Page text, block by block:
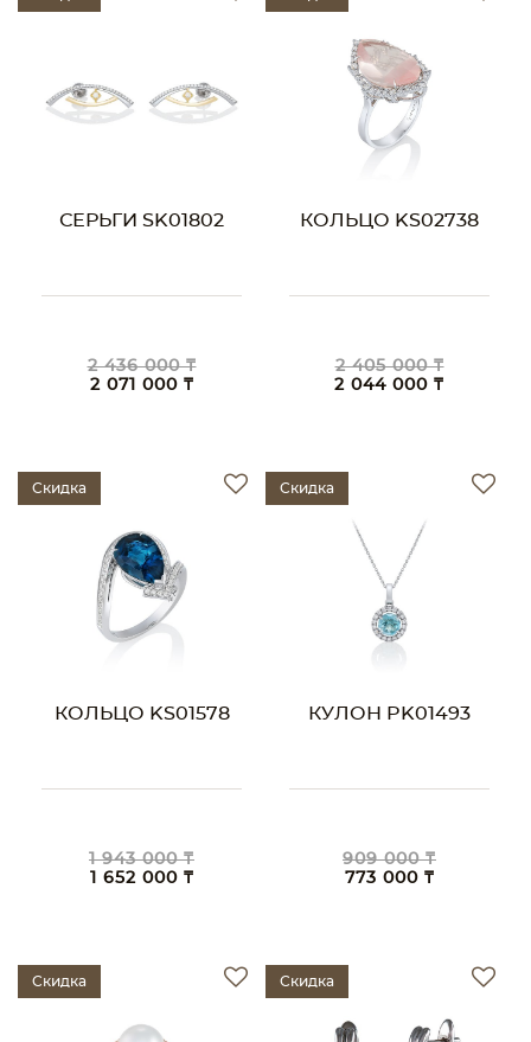
СЕРЬГИ SK01802
2 436 000 ₸
2 071 000 ₸
КОЛЬЦО KS02738
2 405 000 ₸
2 044 000 ₸
Скидка
КОЛЬЦО KS01578
1 943 000 ₸
1 652 000 ₸
Скидка
КУЛОН PK01493
909 000 ₸
773 000 ₸
Скидка Скидка